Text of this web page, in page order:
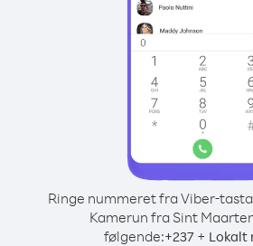
Ringe nummeret fra Viber-
Kamerun fra Sint
følgende:+237+ Lokalt